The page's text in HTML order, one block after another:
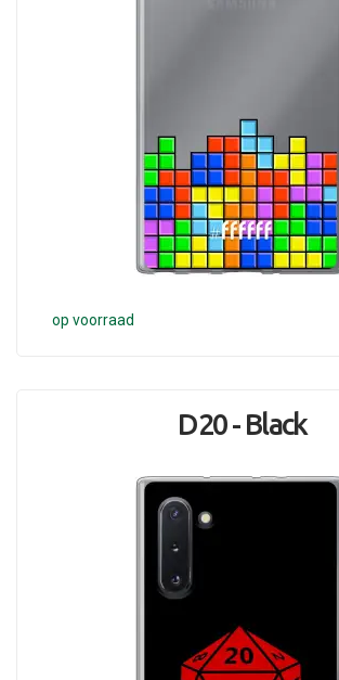
op voorraad
D20 - Black